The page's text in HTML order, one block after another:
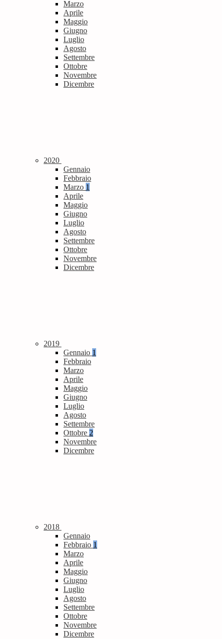
Marzo
Aprile
Maggio
Giugno
Luglio
Agosto
Settembre
Ottobre
Novembre
Dicembre
2020
Gennaio
Febbraio
Marzo 1
Aprile
Maggio
Giugno
Luglio
Agosto
Settembre
Ottobre
Novembre
Dicembre
2019
Gennaio 1
Febbraio
Marzo
Aprile
Maggio
Giugno
Luglio
Agosto
Settembre
Ottobre 2
Novembre
Dicembre
2018
Gennaio
Febbraio 1
Marzo
Aprile
Maggio
Giugno
Luglio
Agosto
Settembre
Ottobre
Novembre
Dicembre